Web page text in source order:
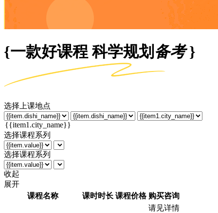
{一款好课程 科学规划 备考}
选择上课地点
选择课程系列
选择课程系列
收起
展开
课程名称
课时时长 课程价格 购买咨询
请见详情